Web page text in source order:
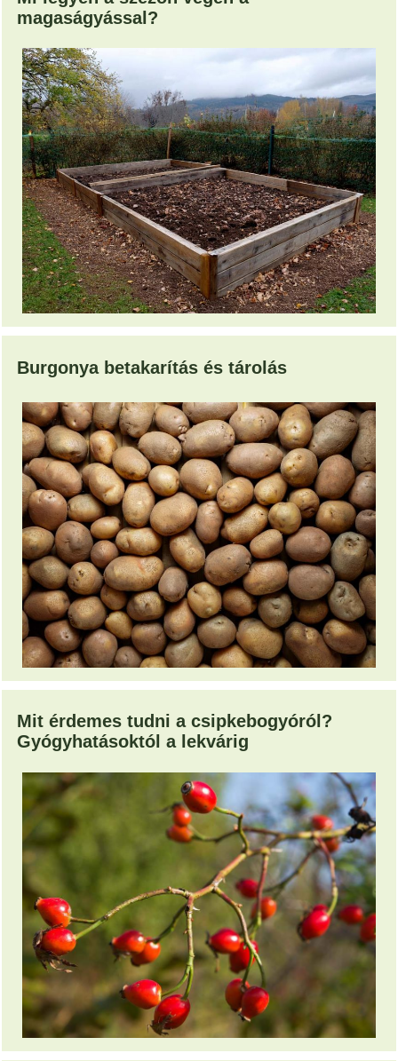
magaságyással?
Burgonya betakarítás és tárolás
Mit érdemes tudni a csipkebogyóról?
Gyógyhatásoktól a lekvárig